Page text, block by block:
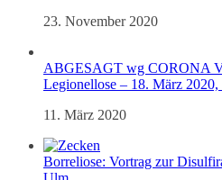
23. November 2020
ABGESAGT wg CORONA
Legionellose – 18. März 2020,
11. März 2020
Borreliose: Vortrag zur